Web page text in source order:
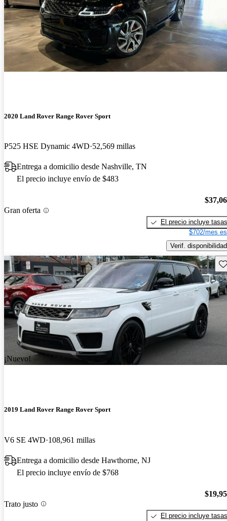
2020 Land Rover Range Rover Sport
P525 HSE Dynamic 4WD 52,569 millas
Entrega a domicilio desde Nashville, TN
El precio incluye envío de $483
Gran oferta
El precio incluye tasas
$702/mes
Verif. disponibilidad
¡Nuevo!
2019 Land Rover Range Rover Sport
V6 SE 4WD 108,961 millas
Entrega a domicilio desde Hawthorne, NJ
El precio incluye envío de $768
Trato justo
El precio incluye tasas